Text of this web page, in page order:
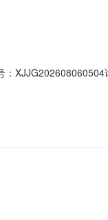
空消音器等见询价单